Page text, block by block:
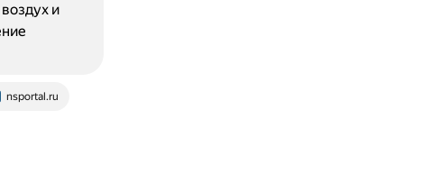
nsportal.ru
и